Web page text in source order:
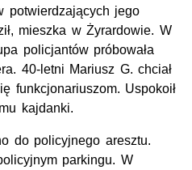
potwierdzających jego
mieszka w Żyrardowie. W
policjantów próbowała
40-letni Mariusz G. chciał
funkcjonariuszom. Uspokoił
kajdanki.
do policyjnego aresztu.
parkingu. W